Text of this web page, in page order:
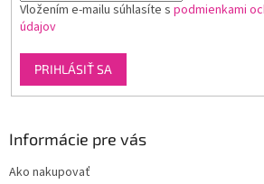
Vložením e-mailu súhlasíte s podmienkami
údajov
PRIHLÁSIŤ SA
Informácie pre vás
Ako nakupovať